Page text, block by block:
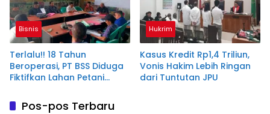
Bisnis
Terlalu!! 18 Tahun
Beroperasi, PT BSS Diduga
Fiktifkan Lahan Petani
Hukrim
Kasus Kredit Rp1,4 Triliun,
Vonis Hakim Lebih Ringan
dari Tuntutan JPU
Pos-pos Terbaru